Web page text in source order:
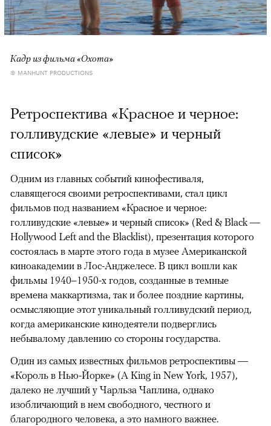
Кадр из фильма «Охота»
© MANHUNT PRODUCTIONS
Ретроспектива «Красное и черное:
голливудские «левые» и черный
список»
Одним из главных событий кинофестиваля,
славящегося своими ретроспективами, стал цикл
фильмов под названием «Красное и черное:
голливудские «левые» и черный список» (Red & Black —
Hollywood Left and the Blacklist), презентация которого
состоялась в марте этого года в музее Американской
киноакадемии в Лос-Анджелесе. В цикл вошли как
фильмы 1940–1950-х годов, созданные в темные
времена маккартизма, так и более поздние картины,
осмысляющие этот уникальный голливудский период,
когда американские кинодеятели подверглись
небывалому давлению со стороны государства.
Один из самых известных фильмов ретроспективы —
«Король в Нью-Йорке» (A King in New York, 1957),
далеко не лучший у Чарльза Чаплина, однако
изобличающий в нем свободного, честного и
благородного человека, а это намного важнее.